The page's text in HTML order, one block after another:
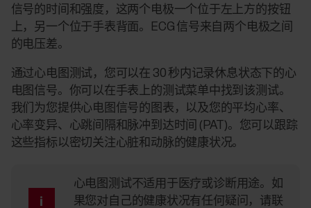
信号的时间和强度，这两个电极一个位于左上方的按钮
上，另一个位于手表背面。ECG 信号来自两个电极之间
的电压差。
通过心电图测试，您可以在 30 秒内记录休息状态下的心
电图信号。你可以在手表上的测试菜单中找到该测试。
我们为您提供心电图信号的图表，以及您的平均心率、
心率变异、心跳间隔和脉冲到达时间 (PAT)。您可以跟踪
这些指标以密切关注心脏和动脉的健康状况。
心电图测试不适用于医疗或诊断用途。如
果您对自己的健康状况有任何疑问，请联